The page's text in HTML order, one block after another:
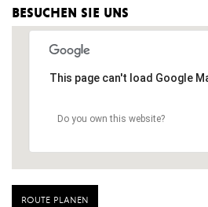
besuchen sie uns
This page can't load Google
Do you own this website?
route planen